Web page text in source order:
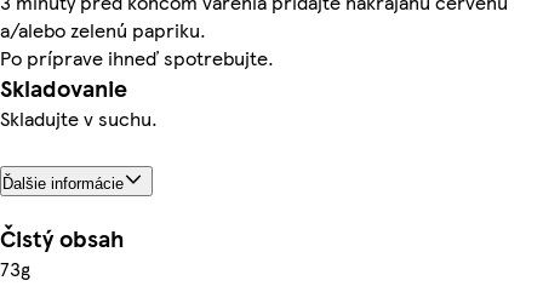
a/alebo zelenú papriku.
Po príprave ihneď spotrebujte.
Skladovanie
Skladujte v suchu.
Ďalšie informácie
Čistý obsah
73g